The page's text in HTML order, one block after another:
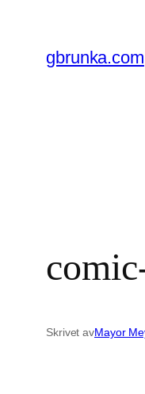
innehållgbrunka.com
Skrivet avMayor